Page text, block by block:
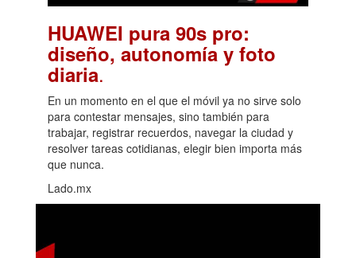
HUAWEI pura 90s pro:
diseño, autonomía y foto
diaria.
En un momento en el que el móvil ya no sirve solo
para contestar mensajes, sino también para
trabajar, registrar recuerdos, navegar la ciudad y
resolver tareas cotidianas, elegir bien importa más
que nunca.
Lado.mx